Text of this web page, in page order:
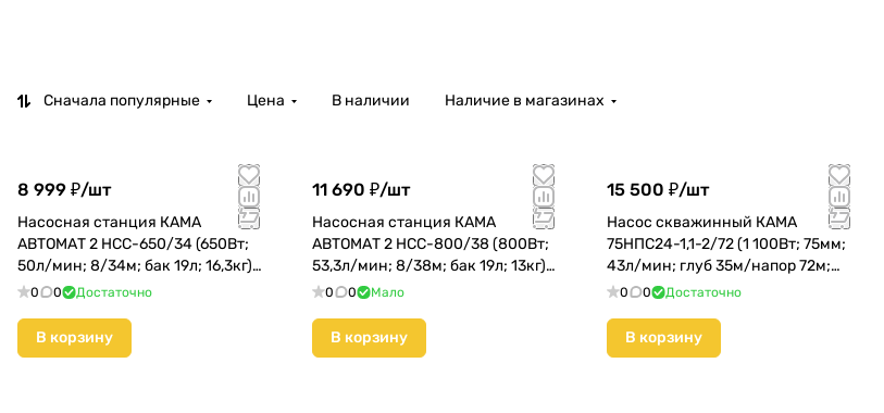
Сначала популярные Цена В наличии Наличие в магазинах
8 999 ₽/шт
Насосная станция КАМА
АВТОМАТ 2 НСС-650/34 (650Вт;
50л/мин; 8/34м; бак 19л; 16,3кг)
(2 НСС-650/34)
0 0 Достаточно
В корзину
11 690 ₽/шт
Насосная станция КАМА
АВТОМАТ 2 НСС-800/38 (800Вт;
53,3л/мин; 8/38м; бак 19л; 13кг)
(НСС-800/38)
0 0 Мало
В корзину
15 500 ₽/шт
Насос скважинный КАМА
75НПС24-1,1-2/72 (1 100Вт; 75мм;
43л/мин; глуб 35м/напор 72м;
кабель 30м)
0 0 Достаточно
В корзину